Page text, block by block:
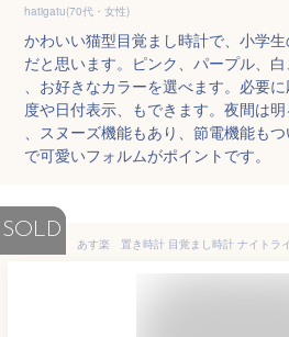
hatigatu(70代・女性)
かわいい猫型目覚まし時計で、小学
だと思います。ピンク、パープル、
、お好きなカラーを選べます。必要
度や日付表示、もできます。夜間は
、スヌーズ機能もあり、節電機能も
で可愛いフォルムがポイントです。
SOLD